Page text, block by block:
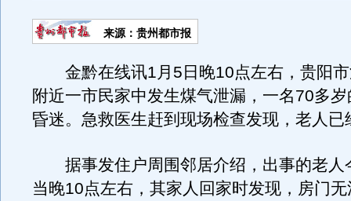
来源：贵州都市报
金黔在线讯1月5日晚10点左右，贵阳市
附近一市民家中发生煤气泄漏，一名70多
昏迷。急救医生赶到现场检查发现，老人已
据事发住户周围邻居介绍，出事的老人
当晚10点左右，其家人回家时发现，房门